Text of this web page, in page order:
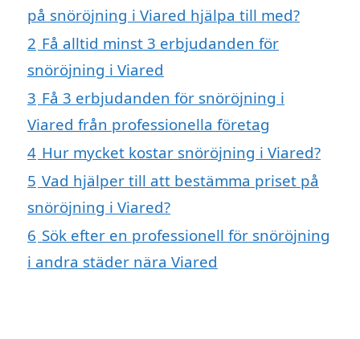
på snöröjning i Viared hjälpa till med?
2 Få alltid minst 3 erbjudanden för
snöröjning i Viared
3 Få 3 erbjudanden för snöröjning i
Viared från professionella företag
4 Hur mycket kostar snöröjning i Viared?
5 Vad hjälper till att bestämma priset på
snöröjning i Viared?
6 Sök efter en professionell för snöröjning
i andra städer nära Viared